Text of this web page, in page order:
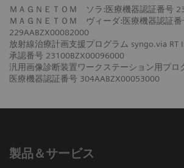
ＭＡＧＮＥＴＯＭ ソラ:医療機器認証番号
ＭＡＧＮＥＴＯＭ ヴィーダ:医療機器認証番
229AABZX00082000
放射線治療計画支援プログラム syngo.via RT
承認番号 23100BZX00096000
汎用画像診断装置ワークステーション用プロ
医療機器認証番号 304AABZX00053000
製品＆サービス